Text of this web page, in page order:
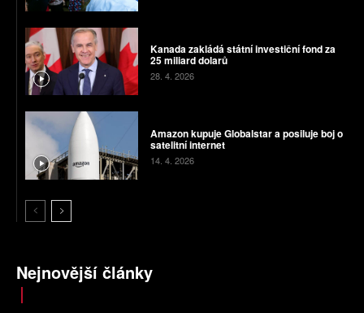
Kanada zakládá státní investiční fond za
25 miliard dolarů
28. 4. 2026
Amazon kupuje Globalstar a posiluje boj o
satelitní internet
14. 4. 2026
Nejnovější články